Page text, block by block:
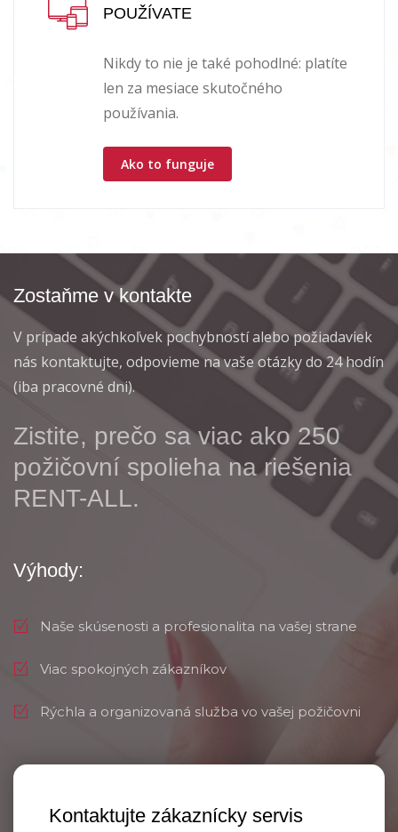
POUŽÍVATE
Nikdy to nie je také pohodlné: platíte
len za mesiace skutočného
používania.
Ako to funguje
Zostaňme v kontakte
V prípade akýchkoľvek pochybností alebo požiadaviek
nás kontaktujte, odpovieme na vaše otázky do 24 hodín
(iba pracovné dni).
Zistite, prečo sa viac ako 250
požičovní spolieha na riešenia
RENT-ALL.
Výhody:
Naše skúsenosti a profesionalita na vašej strane
Viac spokojných zákazníkov
Rýchla a organizovaná služba vo vašej požičovni
Kontaktujte zákaznícky servis